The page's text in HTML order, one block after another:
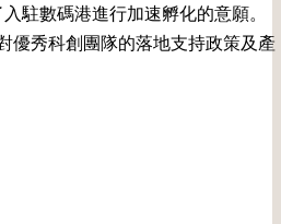
駐數碼港進行加速孵化的意願。
優秀科創團隊的落地支持政策及產